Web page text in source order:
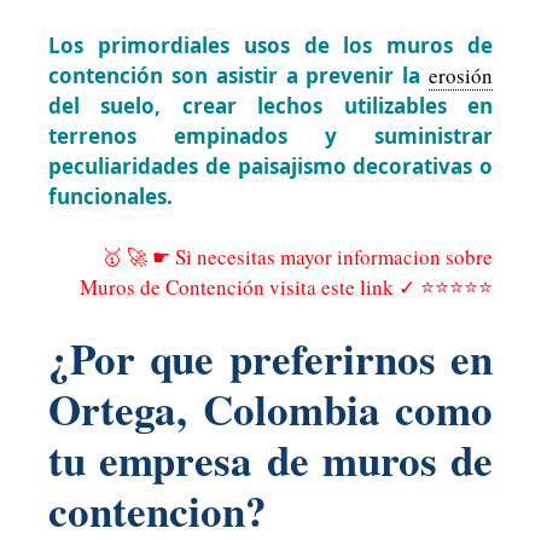
Los primordiales usos de los muros de
contención son asistir a prevenir la erosión
del suelo, crear lechos utilizables en
terrenos empinados y suministrar
peculiaridades de paisajismo decorativas o
funcionales.
🥇 🚀 ☛ Si necesitas mayor informacion sobre
Muros de Contención visita este link ✓ ⭐⭐⭐⭐⭐
¿Por que preferirnos en
Ortega, Colombia como
tu empresa de muros de
contencion?